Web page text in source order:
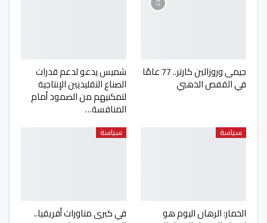
جيمى وروزالين كارتر.. 77 عامًا
في القفص الذهبي
شميس يدعو لدعم قدرات
الصناع التقليديين الإنتاجية
لتمكنيهم من الصمود أمام
المنافسة…
سياسة
الخمار: الرهان اليوم هو
سياسة
في كبرى مناورات أفريقيا..